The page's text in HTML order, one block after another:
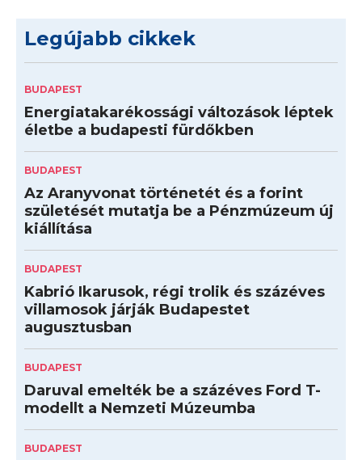
Legújabb cikkek
BUDAPEST
Energiatakarékossági változások léptek
életbe a budapesti fürdőkben
BUDAPEST
Az Aranyvonat történetét és a forint
születését mutatja be a Pénzmúzeum új
kiállítása
BUDAPEST
Kabrió Ikarusok, régi trolik és százéves
villamosok járják Budapestet
augusztusban
BUDAPEST
Daruval emelték be a százéves Ford T-
modellt a Nemzeti Múzeumba
BUDAPEST